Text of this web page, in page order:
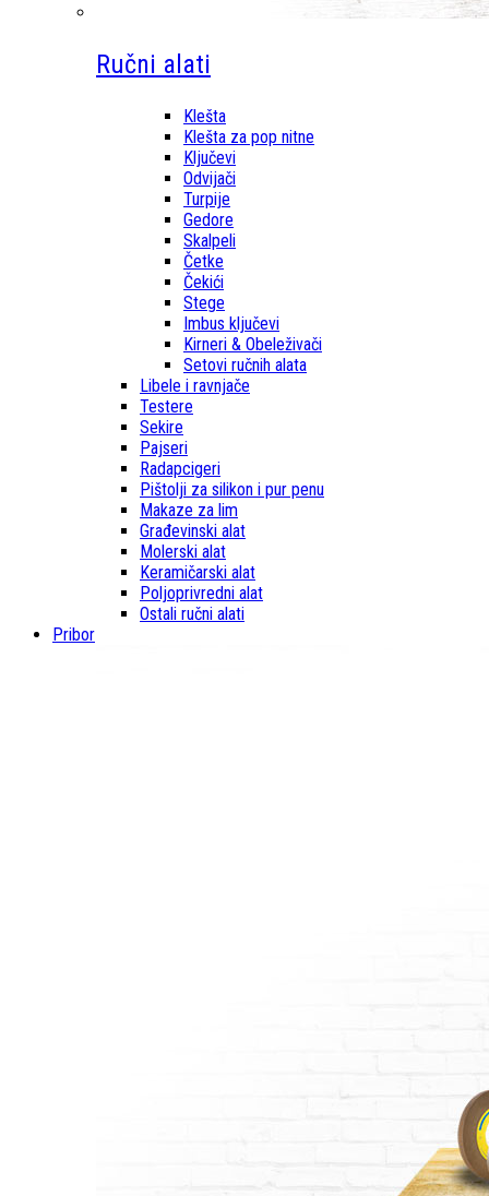
Ručni alati
Klešta
Klešta za pop nitne
Ključevi
Odvijači
Turpije
Gedore
Skalpeli
Četke
Čekići
Stege
Imbus ključevi
Kirneri & Obeleživači
Setovi ručnih alata
Libele i ravnjače
Testere
Sekire
Pajseri
Radapcigeri
Pištolji za silikon i pur penu
Makaze za lim
Građevinski alat
Molerski alat
Keramičarski alat
Poljoprivredni alat
Ostali ručni alati
Pribor